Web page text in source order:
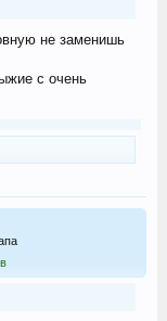
не заменишь
с очень